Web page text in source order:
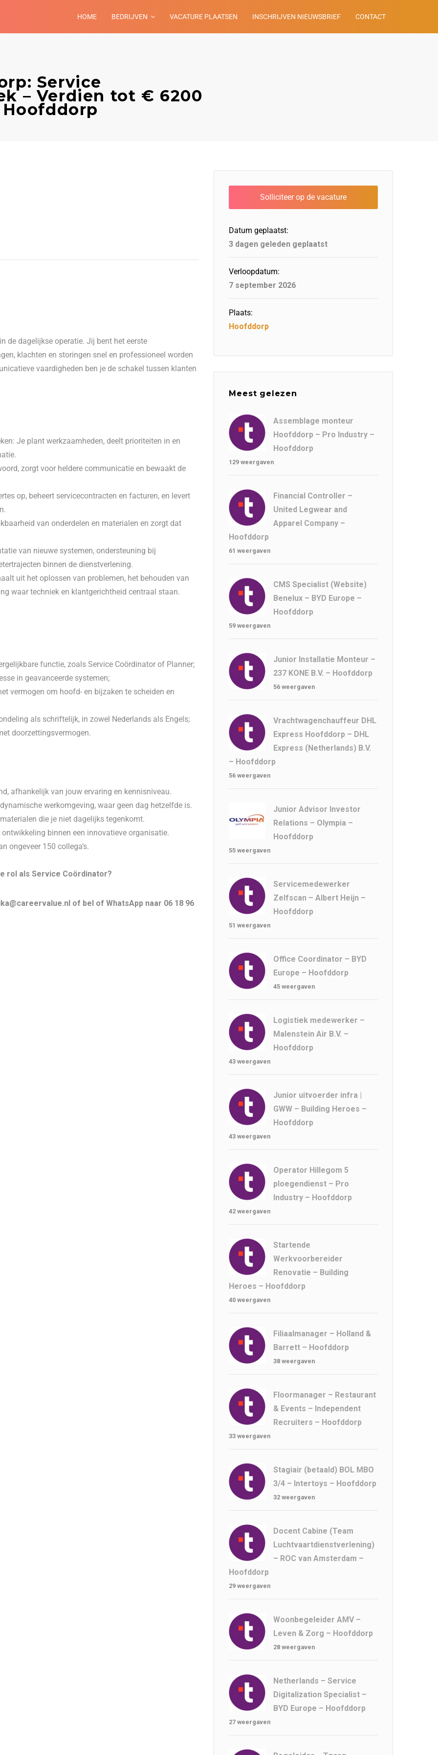
HOME BEDRIJVEN VACATURE PLAATSEN INSCHRIJVEN NIEUWSBRIEF CONTACT
Service
– Verdien tot € 6200
Hoofddorp
de dagelijkse operatie. Jij bent het eerste
klachten en storingen snel en professioneel worden
vaardigheden ben je de schakel tussen klanten
Je plant werkzaamheden, deelt prioriteiten in en
zorgt voor heldere communicatie en bewaakt de
op, beheert servicecontracten en facturen, en levert
van onderdelen en materialen en zorgt dat
van nieuwe systemen, ondersteuning bij
binnen de dienstverlening.
uit het oplossen van problemen, het behouden van
waar techniek en klantgerichtheid centraal staan.
functie, zoals Service Coördinator of Planner;
in geavanceerde systemen;
vermogen om hoofd- en bijzaken te scheiden en
als schriftelijk, in zowel Nederlands als Engels;
doorzettingsvermogen.
afhankelijk van jouw ervaring en kennisniveau.
werkomgeving, waar geen dag hetzelfde is.
die je niet dagelijks tegenkomt.
binnen een innovatieve organisatie.
ongeveer 150 collega’s.
rol als Service Coördinator?
of bel of WhatsApp naar 06 18 96
Datum geplaatst:
3 dagen geleden geplaatst
Verloopdatum:
7 september 2026
Plaats:
Hoofddorp
Meest gelezen
Assemblage monteur
Hoofddorp – Pro Industry –
Hoofddorp
129 weergaven
Financial Controller –
United Legwear and
Apparel Company –
Hoofddorp
61 weergaven
CMS Specialist (Website)
Benelux – BYD Europe –
Hoofddorp
59 weergaven
Junior Installatie Monteur –
237 KONE B.V. – Hoofddorp
56 weergaven
Vrachtwagenchauffeur DHL
Express Hoofddorp – DHL
Express (Netherlands) B.V.
– Hoofddorp
56 weergaven
Junior Advisor Investor
Relations – Olympia –
Hoofddorp
55 weergaven
Servicemedewerker
Zelfscan – Albert Heijn –
Hoofddorp
51 weergaven
Office Coordinator – BYD
Europe – Hoofddorp
45 weergaven
Logistiek medewerker –
Malenstein Air B.V. –
Hoofddorp
43 weergaven
Junior uitvoerder infra |
GWW – Building Heroes –
Hoofddorp
43 weergaven
Operator Hillegom 5
ploegendienst – Pro
Industry – Hoofddorp
42 weergaven
Startende
Werkvoorbereider
Renovatie – Building
Heroes – Hoofddorp
40 weergaven
Filiaalmanager – Holland &
Barrett – Hoofddorp
38 weergaven
Floormanager – Restaurant
& Events – Independent
Recruiters – Hoofddorp
33 weergaven
Stagiair (betaald) BOL MBO
3/4 – Intertoys – Hoofddorp
32 weergaven
Docent Cabine (Team
Luchtvaartdienstverlening)
– ROC van Amsterdam –
Hoofddorp
29 weergaven
Woonbegeleider AMV –
Leven & Zorg – Hoofddorp
28 weergaven
Netherlands – Service
Digitalization Specialist –
BYD Europe – Hoofddorp
27 weergaven